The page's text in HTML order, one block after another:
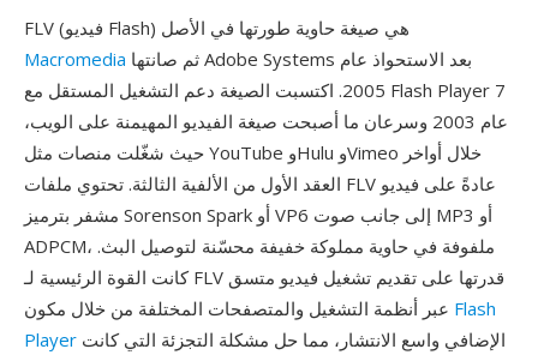
FLV (فيديو Flash) هي صيغة حاوية طورتها في الأصل
Macromedia
2005. اكتسبت الصيغة دعم التشغيل المستقل مع Flash Player 7
عام 2003 وسرعان ما أصبحت صيغة الفيديو المهيمنة على الويب،
حيث شغّلت منصات مثل YouTube وHulu وVimeo خلال أواخر
العقد الأول من الألفية الثالثة. تحتوي ملفات FLV عادةً على فيديو
مشفر بترميز Sorenson Spark أو VP6 إلى جانب صوت MP3 أو
ADPCM، ملفوفة في حاوية مملوكة خفيفة محسّنة لتوصيل البث.
كانت القوة الرئيسية لـ FLV قدرتها على تقديم تشغيل فيديو متسق
Flash
Player